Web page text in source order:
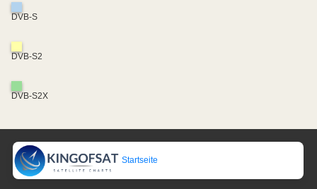
DVB-S
DVB-S2
DVB-S2X
Startseite